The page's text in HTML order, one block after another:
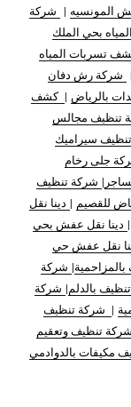
المونسيه | شركة
بحي الملك
تسربات المياه
| شركة رش دفان
بالرياض | كشف
تنظيف مجالس
سيراميك
جلى رخام
| شركة تنظيف
للقصيم | دينا نقل
| دينا نقل عفش بحي
نقل عفش حي
| شركة
بالدلم| شركة
| شركة تنظيف
شركة تنظيف وتعقيم
مكيفات بالدوادمي